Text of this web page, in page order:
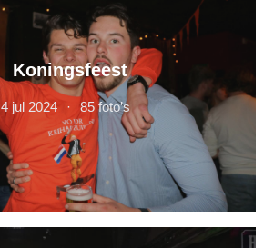
Koningsfeest
4 jul 2024 85 foto’s